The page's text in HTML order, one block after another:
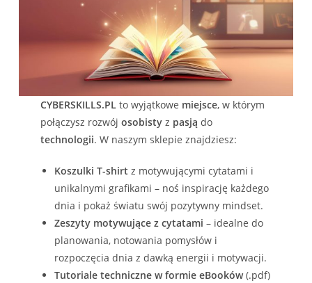
CYBERSKILLS.PL to wyjątkowe miejsce, w którym
połączysz rozwójosobisty z pasją do
technologii. W naszym sklepie znajdziesz:
Koszulki T-shirt z motywującymi cytatami i
unikalnymi grafikami – noś inspirację każdego
dnia i pokaż światu swój pozytywny mindset.
Zeszyty motywujące z cytatami – idealne do
planowania, notowania pomysłów i
rozpoczęcia dnia z dawką energii i motywacji.
Tutoriale techniczne w formie eBooków(.pdf)